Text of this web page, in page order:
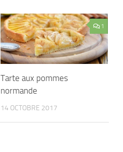
1
Tarte aux pommes
normande
14 OCTOBRE 2017